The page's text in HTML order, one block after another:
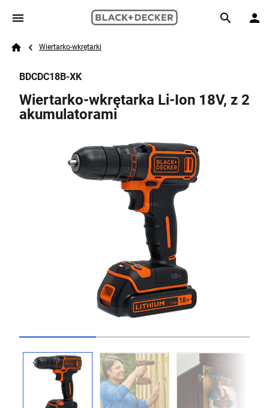
Skip to main content
Search
Breadcrumb
Wiertarko-wkrętarki
Go to slide 1 Go to slide 2 Go to slide 3
BDCDC18B-XK
Wiertarko-wkrętarka Li-Ion 18V, z 2
akumulatorami